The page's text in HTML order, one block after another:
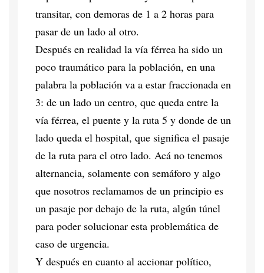
transitar, con demoras de 1 a 2 horas para
pasar de un lado al otro.
Después en realidad la vía férrea ha sido un
poco traumático para la población, en una
palabra la población va a estar fraccionada en
3: de un lado un centro, que queda entre la
vía férrea, el puente y la ruta 5 y donde de un
lado queda el hospital, que significa el pasaje
de la ruta para el otro lado. Acá no tenemos
alternancia, solamente con semáforo y algo
que nosotros reclamamos de un principio es
un pasaje por debajo de la ruta, algún túnel
para poder solucionar esta problemática de
caso de urgencia.
Y después en cuanto al accionar político,